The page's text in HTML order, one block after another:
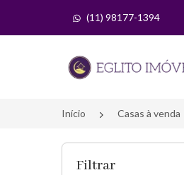
(11) 98177-1394
Página inicial
Início Casas à venda
Filtrar